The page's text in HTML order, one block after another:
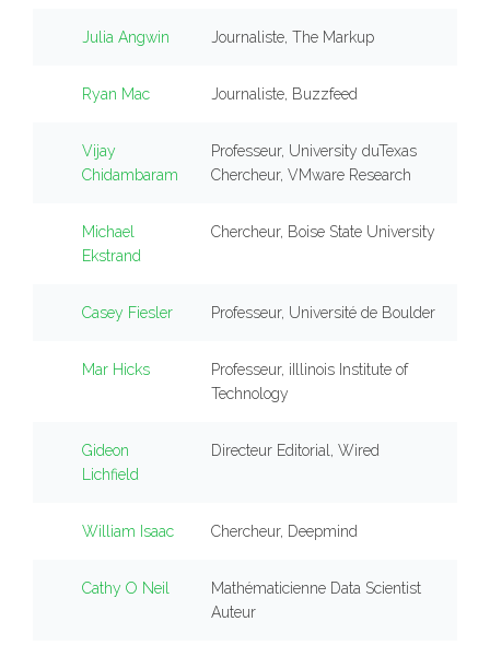
Julia Angwin Journaliste, The Markup
Ryan Mac Journaliste, Buzzfeed
Vijay
Chidambaram
Professeur, University duTexas
Chercheur, VMware Research
Michael
Ekstrand
Chercheur, Boise State University
Casey Fiesler Professeur, Université de Boulder
Mar Hicks
Professeur, iIllinois Institute of
Technology
Gideon
Lichfield
Directeur Editorial, Wired
William Isaac Chercheur, Deepmind
Cathy O Neil
Mathématicienne Data Scientist
Auteur